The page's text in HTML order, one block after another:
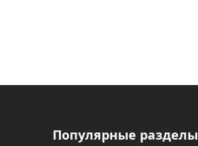
Популярные разделы